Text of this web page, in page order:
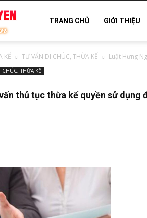
sư
uy
TRANG CHỦ GIỚI THIỆU
KẾ TƯ VẤN DI CHÚC, THỪA KẾ Luật Hưng
CHÚC, THỪA KẾ
thủ tục thừa kế quyền sử dụng